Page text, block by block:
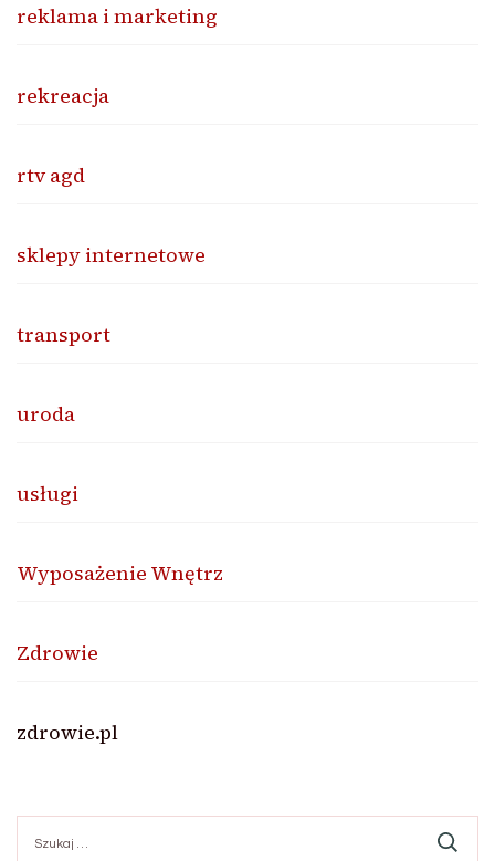
reklama i marketing
rekreacja
rtv agd
sklepy internetowe
transport
uroda
usługi
Wyposażenie Wnętrz
Zdrowie
zdrowie.pl